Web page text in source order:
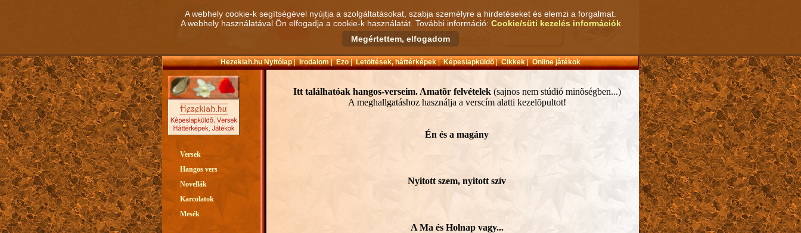
Hezekiah.hu Nyitólap|Irodalom|Ezo|Letöltések, háttérképek|Képeslapküldõ|Cikkek|Online játékok
Versek
Hangos vers
Novellák
Karcolatok
Mesék
Itt találhatóak hangos-verseim. Amatõr felvételek(sajnos nem stúdió minõségben...)
A meghallgatáshoz használja a verscím alatti kezelõpultot!
Én és a magány
Nyitott szem, nyitott szív
A Ma és Holnap vagy...
A webhely cookie-k segítségével nyújtja a szolgáltatásokat, szabja személyre a hirdetéseket és elemzi a forgalmat.
A webhely használatával Ön elfogadja a cookie-k használatát. További információ: Cookie/süti kezelés információk